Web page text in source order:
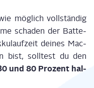
mög­lich voll­stän­dig
scha­den der Bat­te­
dei­nes Mac­
bist, soll­test du den
und 80 Pro­zent hal­